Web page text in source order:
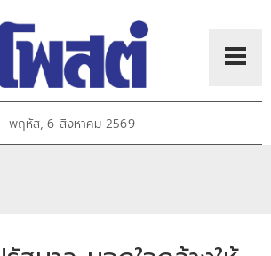
พฤหัส, 6 สิงหาคม 2569